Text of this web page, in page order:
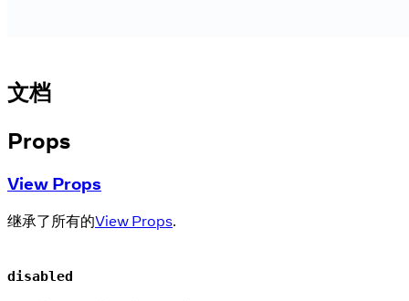
文档
Props
View Props
继承了所有的View Props.
disabled